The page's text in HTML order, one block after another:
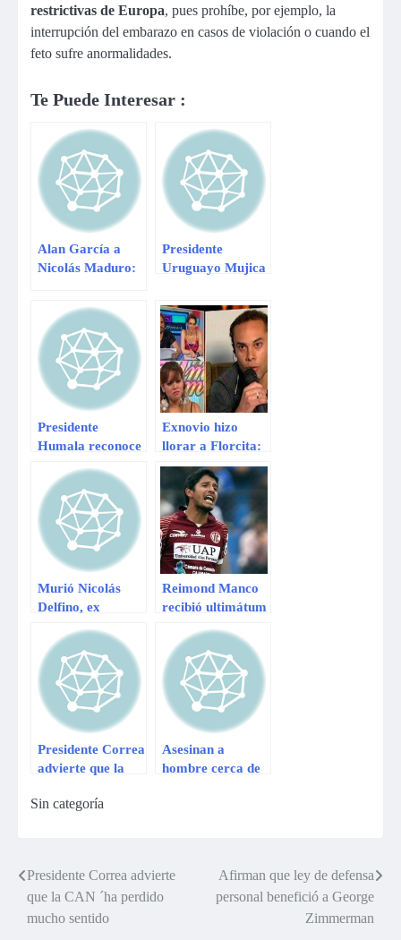
restrictivas de Europa, pues prohíbe, por ejemplo, la
interrupción del embarazo en casos de violación o cuando el
feto sufre anormalidades.
Te Puede Interesar :
Alan García a
Nicolás Maduro:
Chávez y fui
presidente”
Presidente
Uruguayo Mujica
sobre Cristina
Fernández
Presidente
Humala reconoce
económica ya
llegó al Perú´
Exnovio hizo
llorar a Florcita:
Tú sabes que no
fue un aborto
Murió Nicolás
Delfino, ex
FPF
Reimond Manco
recibió ultimátum
UTC
Presidente Correa
advierte que la
mucho sentido
Asesinan a
hombre cerca de
Sin categoría
Navegación
de
Presidente Correa advierte
que la CAN ´ha perdido
mucho sentido
Afirman que ley de defensa
personal benefició a George
Zimmerman